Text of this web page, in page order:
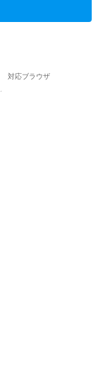
対応ブラウザ